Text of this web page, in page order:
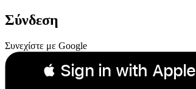
Σύνδεση
Συνεχίστε με Google
 Sign in with Apple